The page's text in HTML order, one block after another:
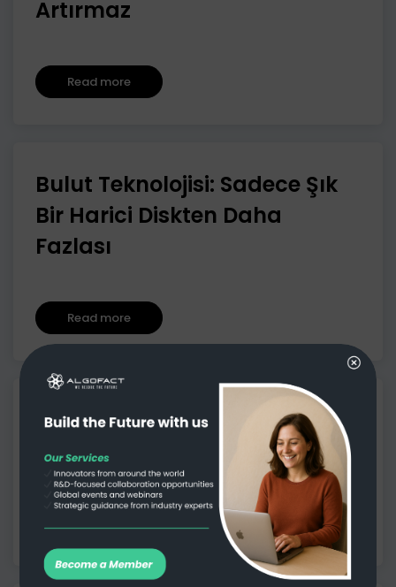
Artırmaz
Read more
Bulut Teknolojisi: Sadece Şık
Bir Harici Diskten Daha
Fazlası
Read more
Siber Güvenlik: Sadece Bir BT
Sorunu Değil